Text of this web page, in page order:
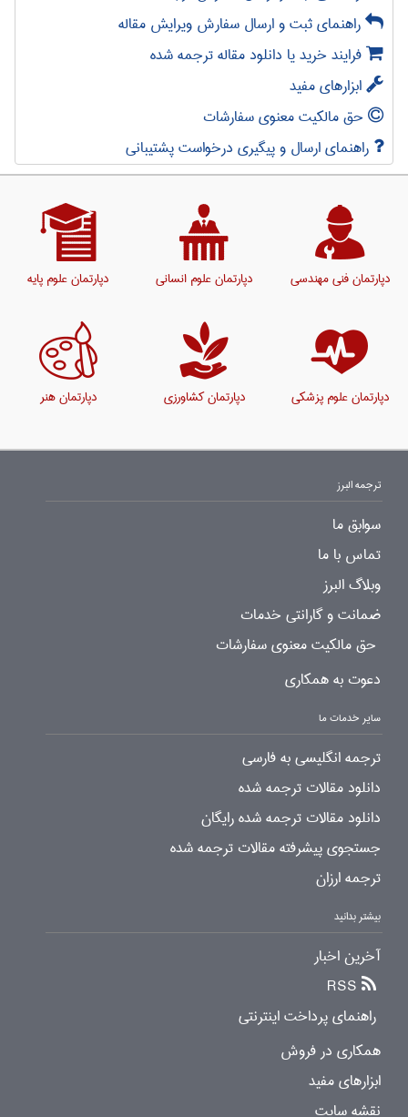
راهنمای ثبت و ارسال سفارش ویرایش مقاله
فرایند خرید یا دانلود مقاله ترجمه شده
ابزارهای مفید
حق مالکیت معنوی سفارشات
راهنمای ارسال و پیگیری درخواست پشتیبانی
دپارتمان فنی مهندسی دپارتمان علوم انسانی دپارتمان علوم پایه
دپارتمان علوم پزشکی دپارتمان کشاورزی دپارتمان هنر
ترجمه البرز
سوابق ما
تماس با ما
وبلاگ البرز
ضمانت و گارانتی خدمات
حق مالکیت معنوی سفارشات
دعوت به همکاری
سایر خدمات ما
ترجمه انگلیسی به فارسی
دانلود مقالات ترجمه شده
دانلود مقالات ترجمه شده رایگان
جستجوی پیشرفته مقالات ترجمه شده
ترجمه ارزان
بیشتر بدانید
آخرین اخبار
RSS
راهنمای پرداخت اینترنتی
همکاری در فروش
ابزارهای مفید
نقشه سایت